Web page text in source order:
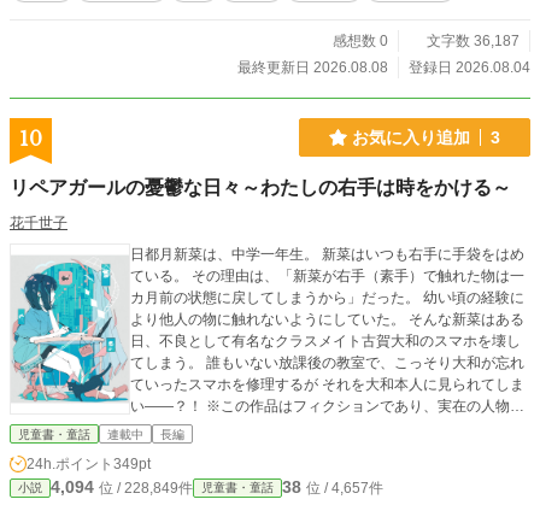
感想数 0
文字数 36,187
最終更新日 2026.08.08
登録日 2026.08.04
10 お気に入り追加 3
リペアガールの憂鬱な日々～わたしの右手は時をかける～
花千世子
日都月新菜は、中学一年生。 新菜はいつも右手に手袋をはめ
ている。 その理由は、「新菜が右手（素手）で触れた物は一
カ月前の状態に戻してしまうから」だった。 幼い頃の経験に
より他人の物に触れないようにしていた。 そんな新菜はある
日、不良として有名なクラスメイト古賀大和のスマホを壊し
てしまう。 誰もいない放課後の教室で、こっそり大和が忘れ
ていったスマホを修理するが それを大和本人に見られてしま
い――？！ ※この作品はフィクションであり、実在の人物・
団体・事件・自然災害等とは一切関係ありません。 また、
ものです。 ――――――――――――――――――――――
――――――――――― 表紙のイラストは「ノーコピーライ
児童書・童話 連載中 長編
24h.ポイント 349pt
小説 4,094 位 / 228,849件 児童書・童話 38 位 / 4,657件